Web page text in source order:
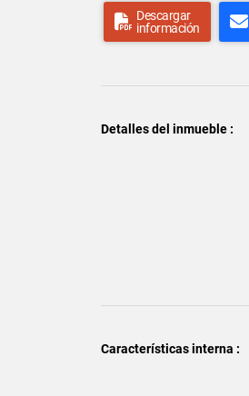
Descargar
información
Detalles del inmueble :
Características interna :